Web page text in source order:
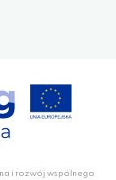
i rozwój wspólnego